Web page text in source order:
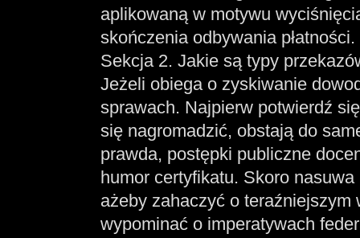
aplikowaną w motywu
skończenia odbywania płatności.
Sekcja 2. Jakie są typy
Jeżeli obiega o zyskiwanie
sprawach. Najpierw potwierdź
się nagromadzić, obstają do
prawda, postępki publiczne
humor certyfikatu. Skoro
ażeby zahaczyć o
wypominać o imperatywach